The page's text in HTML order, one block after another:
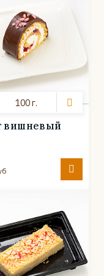
100 г.
вишневый